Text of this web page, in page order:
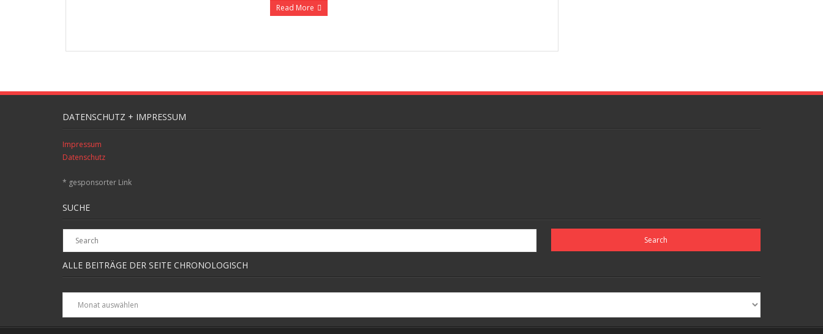
Read More
DATENSCHUTZ + IMPRESSUM
Impressum
Datenschutz
* gesponsorter Link
SUCHE
ALLE BEITRÄGE DER SEITE CHRONOLOGISCH
Alle
Beiträge
der
Seite